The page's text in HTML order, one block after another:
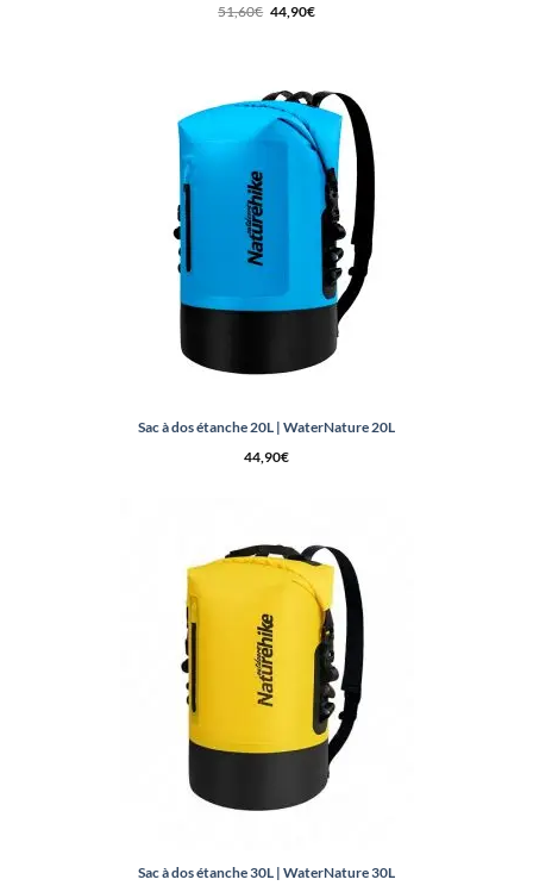
51,60€ Le
prix
44,90€Le
Sac à dos étanche 20L | WaterNature 20L
44,90€
Sac à dos étanche 30L | WaterNature 30L